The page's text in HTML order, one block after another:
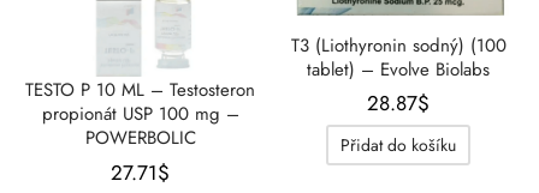
TESTO P 10 ML – Testosteron
propionát USP 100 mg –
POWERBOLIC
27.71$
T3 (Liothyronin sodný) (100
tablet) – Evolve Biolabs
28.87$
Přidat do košíku